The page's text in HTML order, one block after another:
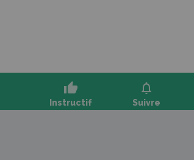
thumb_up
Instructif
notifications
Suivre